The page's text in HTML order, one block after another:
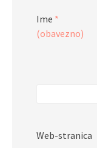
Ime *
(obavezno)
Web-stranica